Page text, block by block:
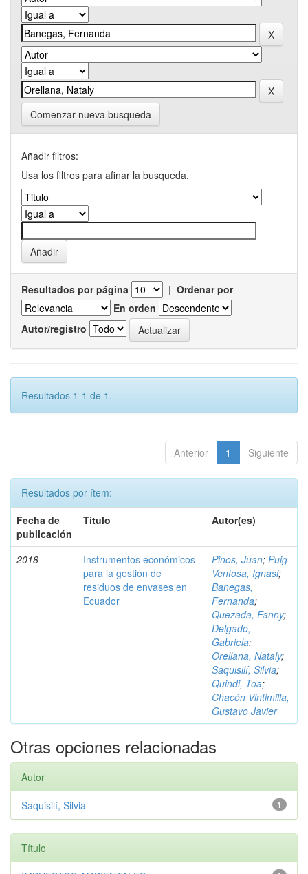
Comenzar nueva busqueda
Añadir filtros:
Usa los filtros para afinar la busqueda.
Resultados por página | Ordenar por
En orden
Autor/registro
Resultados 1-1 de 1.
Anterior 1 Siguiente
Resultados por ítem:
Fecha de
publicación
Título Autor(es)
2018
Instrumentos económicos
para la gestión de
residuos de envases en
Ecuador
Pinos, Juan; Puig
Ventosa, Ignasi;
Banegas,
Fernanda;
Quezada, Fanny;
Delgado,
Gabriela;
Orellana, Nataly;
Saquisilí, Silvia;
Quindi, Toa;
Chacón Vintimilla,
Gustavo Javier
Otras opciones relacionadas
Autor
1
Saquisilí, Silvia
Título